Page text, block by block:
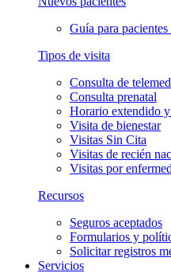
Guía para pacientes
Tipos de visita
Consulta de
Consulta prenatal
Horario extendido
Visita de bienestar
Visitas Sin Cita
Visitas de recién
Visitas por
Recursos
Seguros aceptados
Formularios y
Solicitar registros
Servicios